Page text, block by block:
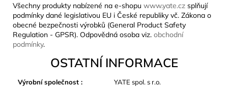
Všechny produkty nabízené na e-shopu www.yate.cz splňují
podmínky dané legislativou EU i České republiky vč. Zákona o
obecné bezpečnosti výrobků (General Product Safety
Regulation - GPSR). Odpovědná osoba viz. obchodní
podmínky.
OSTATNÍ INFORMACE
Výrobní společnost : YATE spol. s r.o.